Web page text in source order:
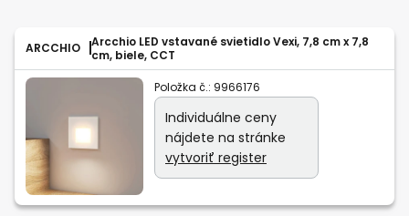
ARCCHIO
Arcchio LED vstavané svietidlo Vexi, 7,8 cm x 7,8
cm, biele, CCT
Položka č.: 9966176
Individuálne ceny
nájdete na stránke
vytvoriť register